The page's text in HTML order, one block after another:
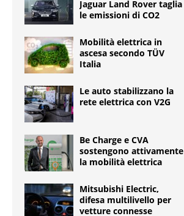
Jaguar Land Rover taglia
le emissioni di CO2
Mobilità elettrica in
ascesa secondo TÜV
Italia
Le auto stabilizzano la
rete elettrica con V2G
Be Charge e CVA
sostengono attivamente
la mobilità elettrica
Mitsubishi Electric,
difesa multilivello per
vetture connesse